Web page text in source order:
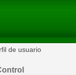
de usuario